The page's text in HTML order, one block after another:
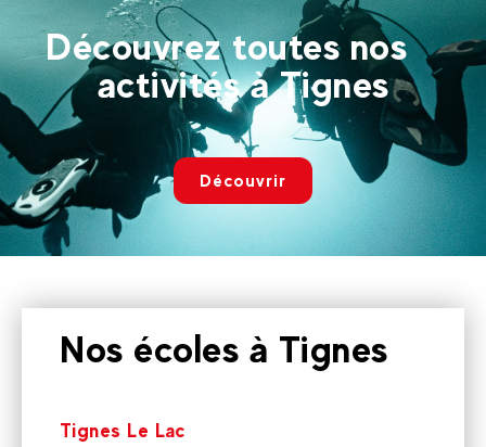
Découvrez toutes nos
activités à Tignes
Découvrir
Nos écoles à Tignes
Tignes Le Lac